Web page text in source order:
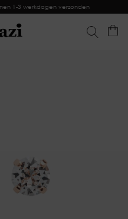
1-3 werkdagen verzonden